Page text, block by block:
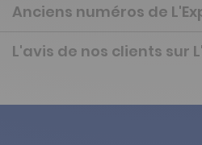
Anciens numéros de
L'avis de nos clients sur